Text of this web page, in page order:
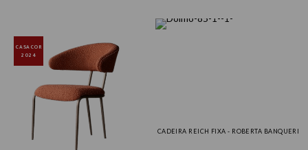
CASACOR
2024
CADEIRA REICH FIXA - ROBERTA BANQUERI